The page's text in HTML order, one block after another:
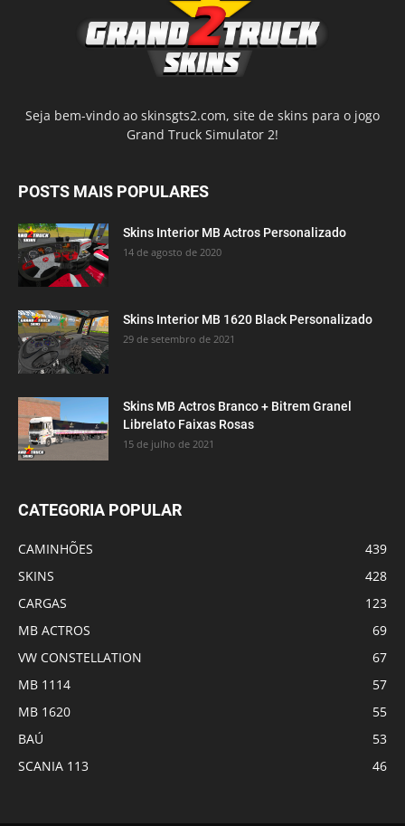
Seja bem-vindo ao skinsgts2.com, site de skins para o jogo
Grand Truck Simulator 2!
POSTS MAIS POPULARES
Skins Interior MB Actros Personalizado
14 de agosto de 2020
Skins Interior MB 1620 Black Personalizado
29 de setembro de 2021
Skins MB Actros Branco + Bitrem Granel
Librelato Faixas Rosas
15 de julho de 2021
CATEGORIA POPULAR
CAMINHÕES
439
SKINS
428
CARGAS
123
MB ACTROS
69
VW CONSTELLATION
67
MB 1114
57
MB 1620
55
BAÚ
53
SCANIA 113
46